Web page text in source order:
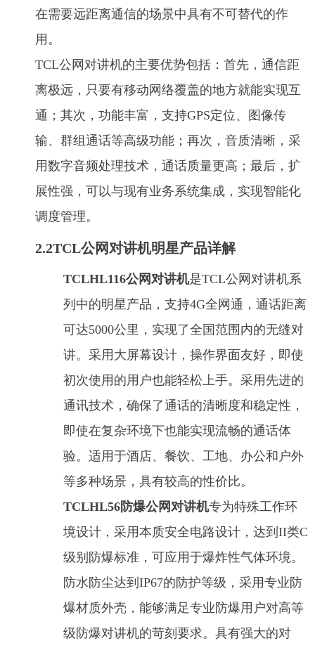
在需要远距离通信的场景中具有不可替代的作
用。
TCL公网对讲机的主要优势包括：首先，通信距
离极远，只要有移动网络覆盖的地方就能实现互
通；其次，功能丰富，支持GPS定位、图像传
输、群组通话等高级功能；再次，音质清晰，采
用数字音频处理技术，通话质量更高；最后，扩
展性强，可以与现有业务系统集成，实现智能化
调度管理。
2.2TCL公网对讲机明星产品详解
TCLHL116公网对讲机是TCL公网对讲机系
列中的明星产品，支持4G全网通，通话距离
可达5000公里，实现了全国范围内的无缝对
讲。采用大屏幕设计，操作界面友好，即使
初次使用的用户也能轻松上手。采用先进的
通讯技术，确保了通话的清晰度和稳定性，
即使在复杂环境下也能实现流畅的通话体
验。适用于酒店、餐饮、工地、办公和户外
等多种场景，具有较高的性价比。
TCLHL56防爆公网对讲机专为特殊工作环
境设计，采用本质安全电路设计，达到II类C
级别防爆标准，可应用于爆炸性气体环境。
防水防尘达到IP67的防护等级，采用专业防
爆材质外壳，能够满足专业防爆用户对高等
级防爆对讲机的苛刻要求。具有强大的对